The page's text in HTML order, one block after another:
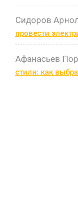
Сидоров
провести
Афанасьев
стили: как